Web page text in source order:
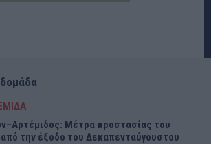
Μέτρα προστασίας του
από την έξοδο του Δεκαπενταύγουστου